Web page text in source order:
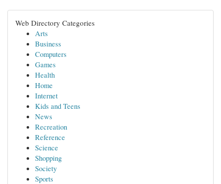
Web Directory Categories
Arts
Business
Computers
Games
Health
Home
Internet
Kids and Teens
News
Recreation
Reference
Science
Shopping
Society
Sports